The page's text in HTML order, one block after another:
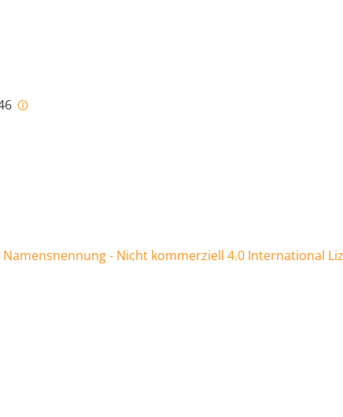
- Nicht kommerziell 4.0 International